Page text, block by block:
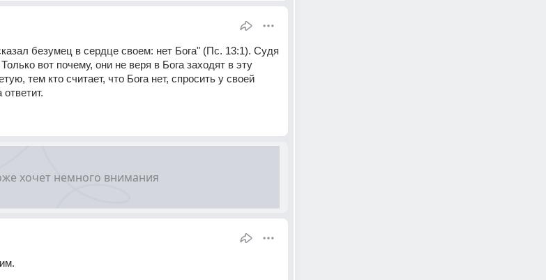
безумец в сердце своем: нет Бога" (Пс. 13:1). Судя
вот почему, они не веря в Бога заходят в эту
тем кто считает, что Бога нет, спросить у своей